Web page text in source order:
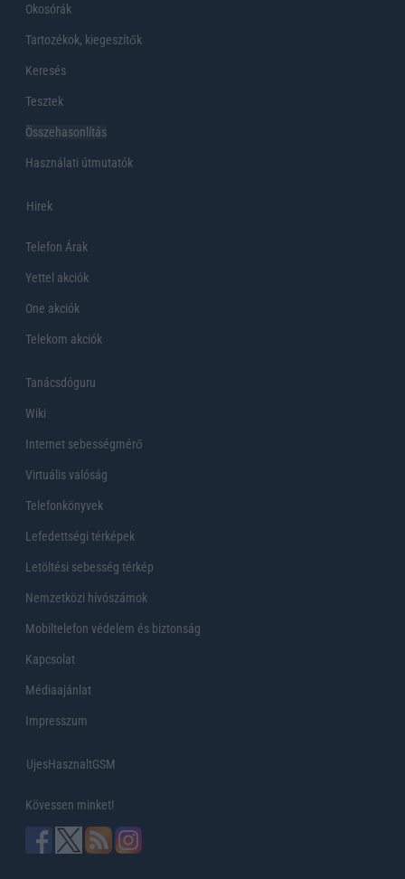
Okosórák
Tartozékok, kiegeszítők
Keresés
Tesztek
Összehasonlítás
Használati útmutatók
Hirek
Telefon Árak
Yettel akciók
One akciók
Telekom akciók
Tanácsdóguru
Wiki
Internet sebességmérő
Virtuális valóság
Telefonkönyvek
Lefedettségi térképek
Letöltési sebesség térkép
Nemzetközi hívószámok
Mobiltelefon védelem és biztonság
Kapcsolat
Médiaajánlat
Impresszum
UjesHasznaltGSM
Kövessen minket!